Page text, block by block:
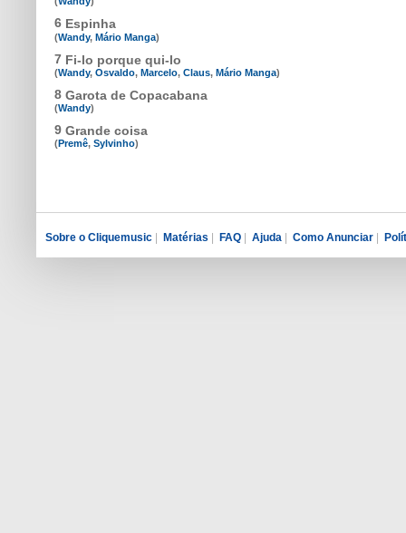
6 Espinha
(Wandy, Mário Manga)
7 Fi-lo porque qui-lo
(Wandy, Osvaldo, Marcelo, Claus, Mário Manga)
8 Garota de Copacabana
(Wandy)
9 Grande coisa
(Premê, Sylvinho)
Sobre o Cliquemusic Matérias FAQ Ajuda Como Anunciar